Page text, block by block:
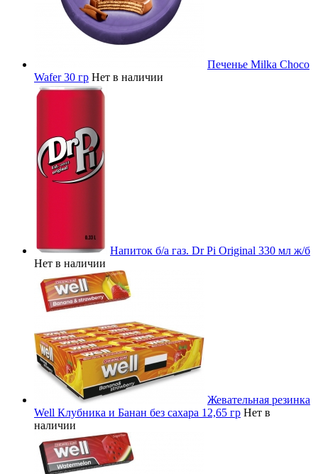
Печенье Milka Choco
Wafer 30 гр Нет в наличии
Напиток б/а газ. Dr Pi Original 330 мл ж/б
Нет в наличии
Жевательная резинка
Well Клубника и Банан без сахара 12,65 гр Нет в
наличии